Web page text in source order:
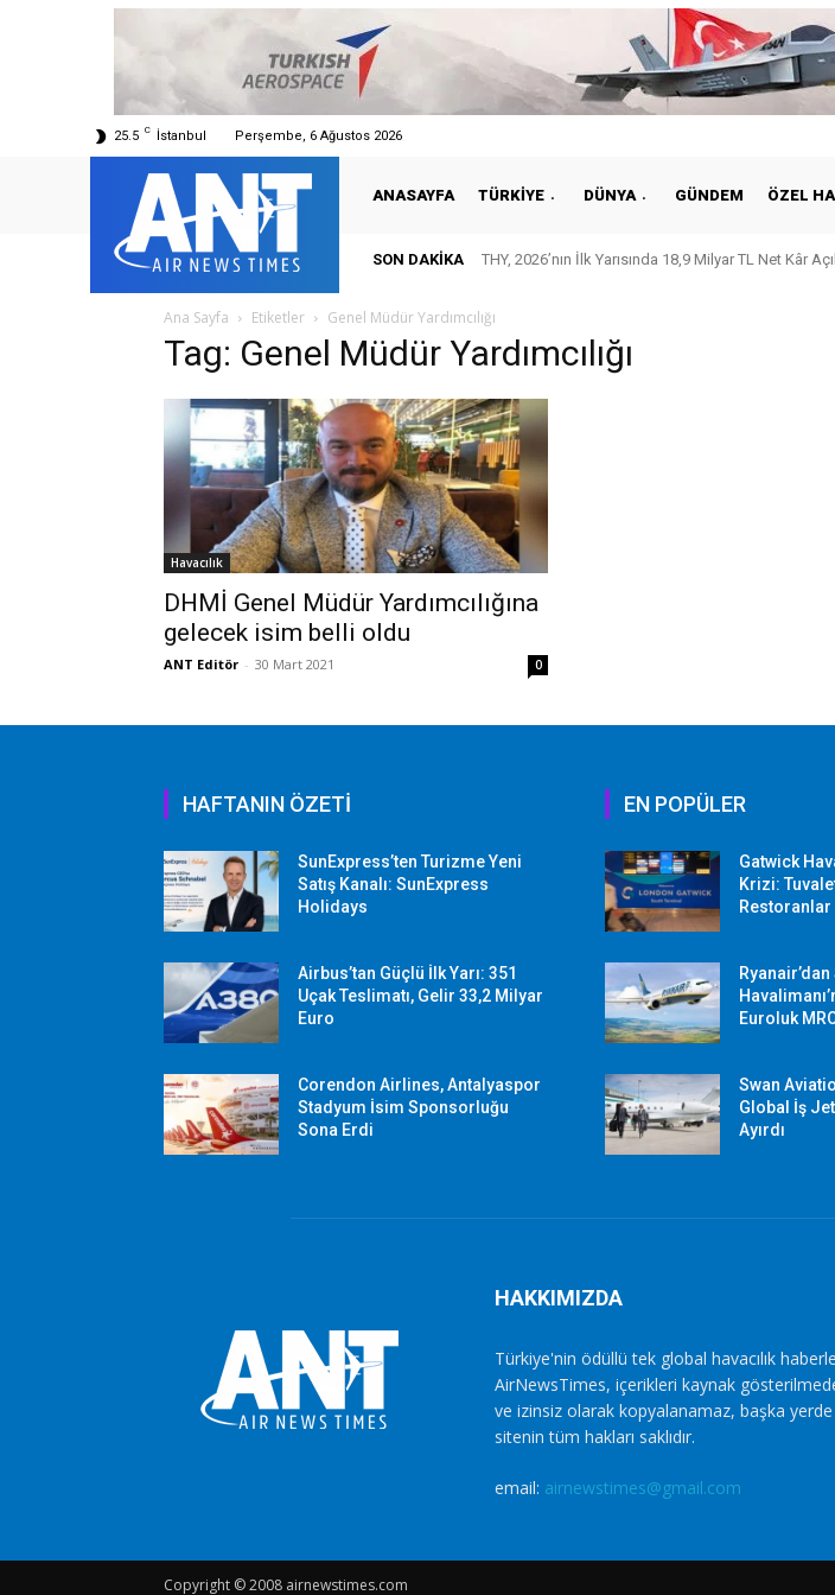
25.5 C İstanbul Perşembe, 6 Ağustos 2026
ANASAYFA TÜRKIYE DÜNYA GÜNDEM ÖZEL
SON DAKIKA THY, 2026’nın İlk Yarısında 18,9 Milyar TL Net Kâr
Ana Sayfa Etiketler Genel Müdür Yardımcılığı
Tag: Genel Müdür Yardımcılığı
Havacılık
DHMİ Genel Müdür Yardımcılığına
gelecek isim belli oldu
ANT Editör - 30 Mart 2021 0
HAFTANIN ÖZETİ
SunExpress’ten Turizme Yeni
Satış Kanalı: SunExpress
Holidays
Airbus’tan Güçlü İlk Yarı: 351
Uçak Teslimatı, Gelir 33,2 Milyar
Euro
Corendon Airlines, Antalyaspor
Stadyum İsim Sponsorluğu
Sona Erdi
EN POPÜLER
Gatwick
Krizi:
Restoranlar
Euroluk
Swan
Global İş
Ayırdı
HAKKIMIZDA
Türkiye'nin ödüllü tek global havacılık
AirNewsTimes, içerikleri kaynak
ve izinsiz olarak kopyalanamaz, başka yerde
sitenin tüm hakları saklıdır.
email: airnewstimes@gmail.com
Copyright © 2008 airnewstimes.com